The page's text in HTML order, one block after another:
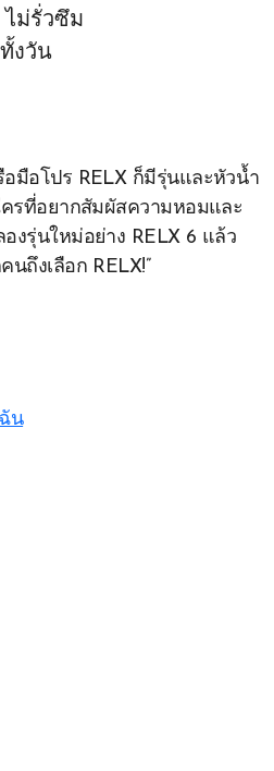
ม่รั่วซึม
งวัน
มือโปร RELX ก็มีรุ่นและหัวน้ำ
รที่อยากสัมผัสความหอมและ
งรุ่นใหม่อย่าง RELX 6 แล้ว
ถึงเลือก RELX!”
น